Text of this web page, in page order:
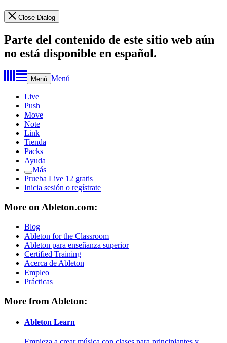
Close Dialog
Parte del contenido de este sitio web aún
no está disponible en español.
Menú Menú
Live
Push
Move
Note
Link
Tienda
Packs
Ayuda
Más
Prueba Live 12 gratis
Inicia sesión o regístrate
More on Ableton.com:
Blog
Ableton for the Classroom
Ableton para enseñanza superior
Certified Training
Acerca de Ableton
Empleo
Prácticas
More from Ableton:
Ableton Learn